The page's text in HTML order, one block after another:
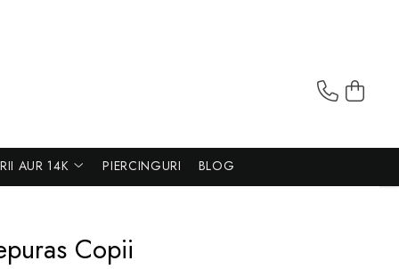
AUR 14K PIERCINGURI BLOG
Copii